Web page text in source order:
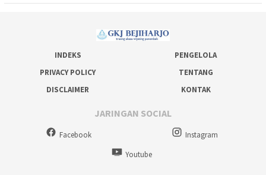
INDEKS
PENGELOLA
PRIVACY POLICY
TENTANG
DISCLAIMER
KONTAK
JARINGAN SOCIAL
Facebook
Instagram
Youtube